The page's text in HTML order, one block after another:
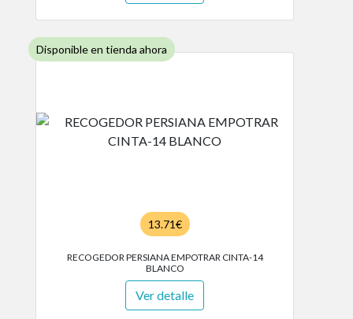
Disponible en tienda ahora
13.71€
RECOGEDOR PERSIANA EMPOTRAR CINTA-14
BLANCO
Ver detalle